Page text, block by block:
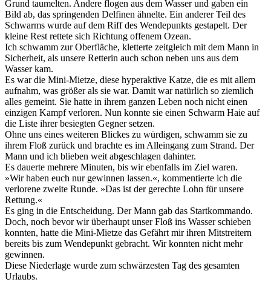
Grund taumelten. Andere flogen aus dem Wasser und gaben ein
Bild ab, das springenden Delfinen ähnelte. Ein anderer Teil des
Schwarms wurde auf dem Riff des Wendepunkts gestapelt. Der
kleine Rest rettete sich Richtung offenem Ozean.
Ich schwamm zur Oberfläche, kletterte zeitgleich mit dem Mann in
Sicherheit, als unsere Retterin auch schon neben uns aus dem
Wasser kam.
Es war die Mini-Mietze, diese hyperaktive Katze, die es mit allem
aufnahm, was größer als sie war. Damit war natürlich so ziemlich
alles gemeint. Sie hatte in ihrem ganzen Leben noch nicht einen
einzigen Kampf verloren. Nun konnte sie einen Schwarm Haie auf
die Liste ihrer besiegten Gegner setzen.
Ohne uns eines weiteren Blickes zu würdigen, schwamm sie zu
ihrem Floß zurück und brachte es im Alleingang zum Strand. Der
Mann und ich blieben weit abgeschlagen dahinter.
Es dauerte mehrere Minuten, bis wir ebenfalls im Ziel waren.
»Wir haben euch nur gewinnen lassen.«, kommentierte ich die
verlorene zweite Runde. »Das ist der gerechte Lohn für unsere
Rettung.«
Es ging in die Entscheidung. Der Mann gab das Startkommando.
Doch, noch bevor wir überhaupt unser Floß ins Wasser schieben
konnten, hatte die Mini-Mietze das Gefährt mir ihren Mitstreitern
bereits bis zum Wendepunkt gebracht. Wir konnten nicht mehr
gewinnen.
Diese Niederlage wurde zum schwärzesten Tag des gesamten
Urlaubs.